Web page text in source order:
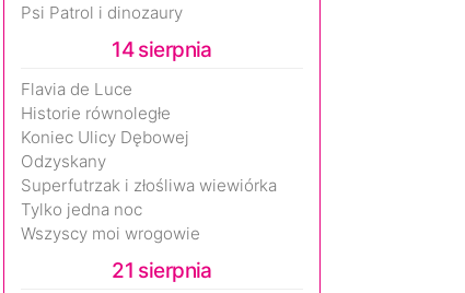
Psi Patrol i dinozaury
14 sierpnia
Flavia de Luce
Historie równoległe
Koniec Ulicy Dębowej
Odzyskany
Superfutrzak i złośliwa wiewiórka
Tylko jedna noc
Wszyscy moi wrogowie
21 sierpnia